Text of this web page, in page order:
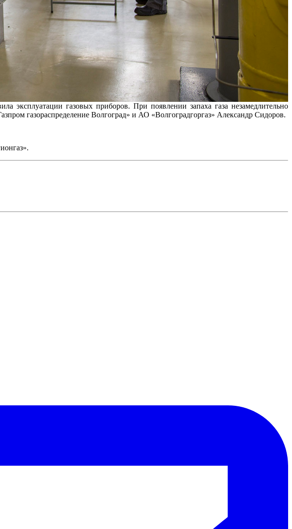
эксплуатации газовых приборов. При появлении запаха газа незамедлительно
газораспределение Волгоград» и АО «Волгоградгоргаз» Александр Сидоров.